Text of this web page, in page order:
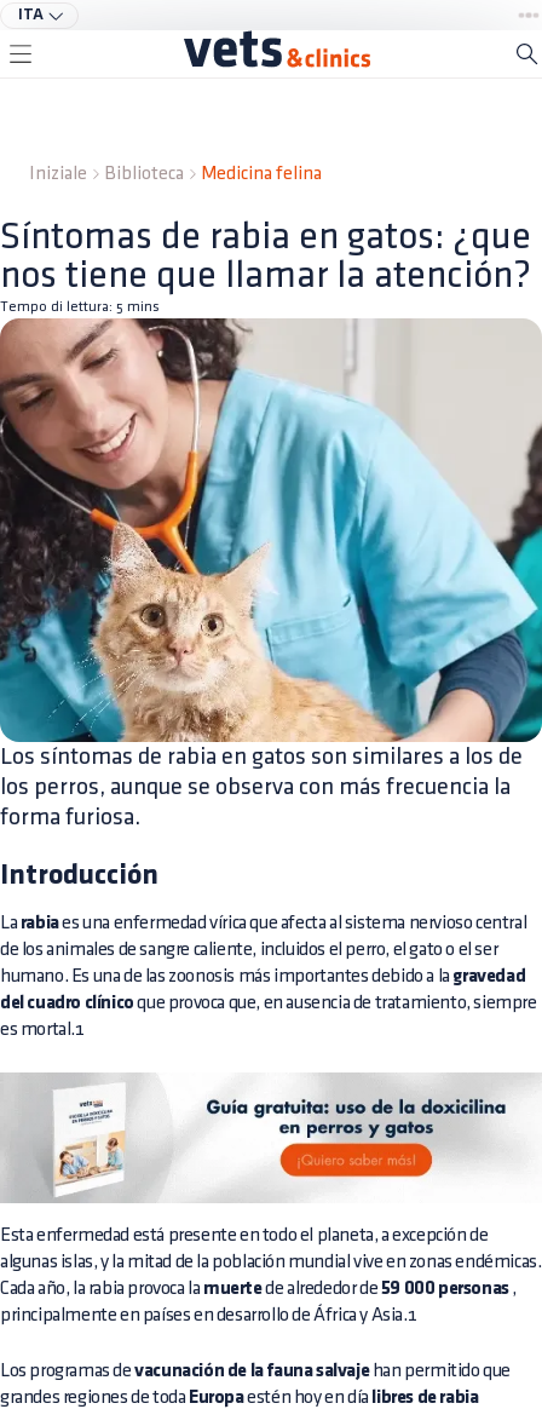
ITA
Iniziale Biblioteca Medicina felina
Síntomas de rabia en gatos: ¿que
nos tiene que llamar la atención?
Tempo di lettura: 5 mins
Los síntomas de rabia en gatos son similares a los de
los perros, aunque se observa con más frecuencia la
forma furiosa.
Introducción
La rabiaes una enfermedad vírica que afecta al sistema nervioso central
de los animales de sangre caliente, incluidos el perro, el gato o el ser
humano. Es una de las zoonosis más importantes debido a la gravedad
del cuadro clínico que provoca que, en ausencia de tratamiento, siempre
es mortal.1
Esta enfermedad está presente en todo el planeta, a excepción de
algunas islas, y la mitad de la población mundial vive en zonas endémicas.
Cada año, la rabia provoca la muertede alrededor de 59 000 personas,
principalmente en países en desarrollo de África y Asia.1
Los programas devacunación de la fauna salvajehan permitido que
grandes regiones de toda Europaestén hoy en día libres de rabia